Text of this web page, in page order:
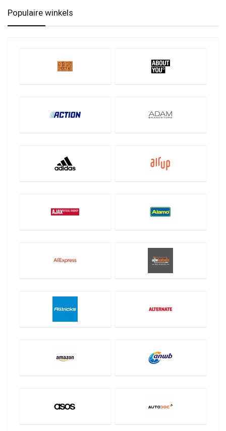
Populaire winkels